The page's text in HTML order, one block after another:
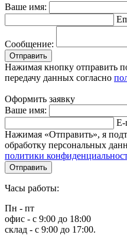
Ваше имя:
Сообщение:
Отправить
Нажимая кнопку отправить
передачу данных согласно
Оформить заявку
Ваше имя:
E-
Нажимая «Отправить», я
обработку персональных
политики
Отправить
Часы работы:
Пн - пт
офис - с 9:00 до 18:00
склад - с 9:00 до 17:00.